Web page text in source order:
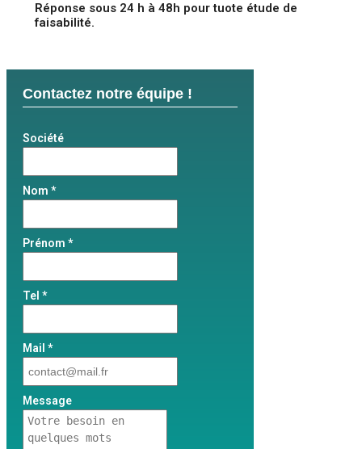
Réponse sous 24 h à 48h pour tuote étude de
faisabilité.
Contactez notre équipe !
Société
Nom *
Prénom *
Tel *
Mail *
Message